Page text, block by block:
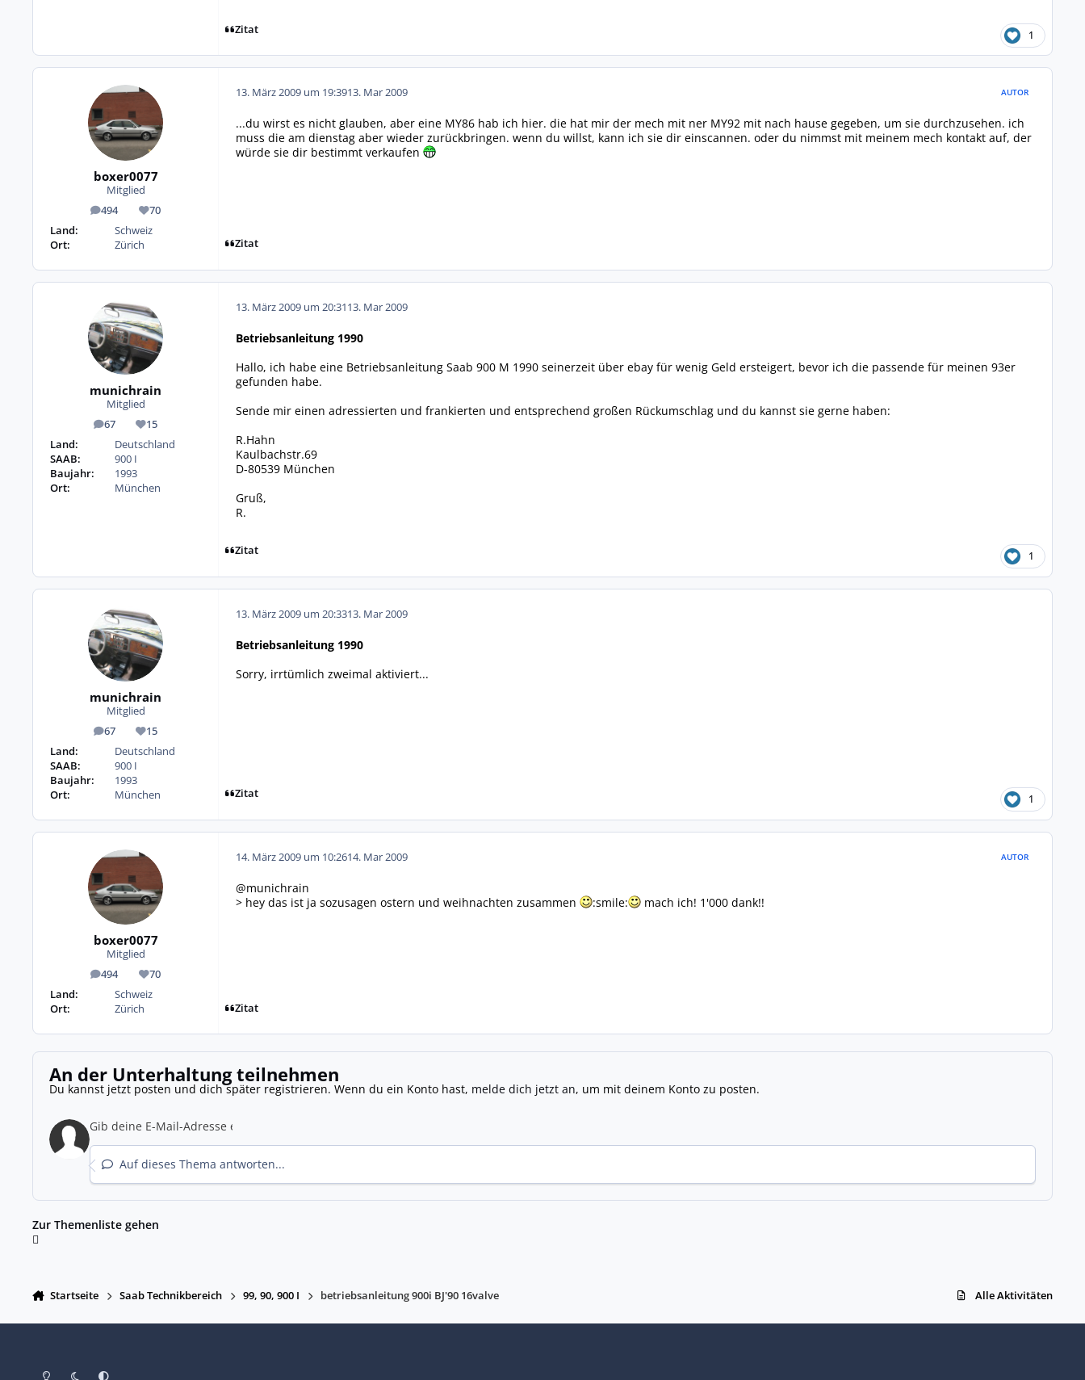
Zitat 1
boxer0077
Mitglied
494
Beiträge 70
Reputation
Land:
Schweiz
Ort:
Zürich
13. März 2009 um 19:3913. Mar 2009 AUTOR
...du wirst es nicht glauben, aber eine MY86 hab ich hier. die hat mir der mech mit ner MY92 mit nach hause gegeben, um sie durchzusehen. ich
muss die am dienstag aber wieder zurückbringen. wenn du willst, kann ich sie dir einscannen. oder du nimmst mit meinem mech kontakt auf, der
würde sie dir bestimmt verkaufen
Zitat
munichrain
Mitglied
67
Beiträge 15
Reputation
Land:
Deutschland
SAAB:
900 I
Baujahr:
1993
Ort:
München
13. März 2009 um 20:3113. Mar 2009
Betriebsanleitung 1990
Hallo, ich habe eine Betriebsanleitung Saab 900 M 1990 seinerzeit über ebay für wenig Geld ersteigert, bevor ich die passende für meinen 93er
gefunden habe.
Sende mir einen adressierten und frankierten und entsprechend großen Rückumschlag und du kannst sie gerne haben:
R.Hahn
Kaulbachstr.69
D-80539 München
Gruß,
R.
Zitat 1
munichrain
Mitglied
67
Beiträge 15
Reputation
Land:
Deutschland
SAAB:
900 I
Baujahr:
1993
Ort:
München
13. März 2009 um 20:3313. Mar 2009
Betriebsanleitung 1990
Sorry, irrtümlich zweimal aktiviert...
Zitat 1
boxer0077
Mitglied
494
Beiträge 70
Reputation
Land:
Schweiz
Ort:
Zürich
14. März 2009 um 10:2614. Mar 2009 AUTOR
@munichrain
> hey das ist ja sozusagen ostern und weihnachten zusammen
:smile: mach ich! 1'000 dank!!
Zitat
An der Unterhaltung teilnehmen
Du kannst jetzt posten und dich später registrieren. Wenn du ein Konto hast, melde dich jetzt an, um mit deinem Konto zu posten.
Auf dieses Thema antworten...
Zur Themenliste gehen
Startseite Saab Technikbereich 99, 90, 900 I betriebsanleitung 900i BJ'90 16valve Alle Aktivitäten
Heller ModusDunkler Modus
Systemeinstellung